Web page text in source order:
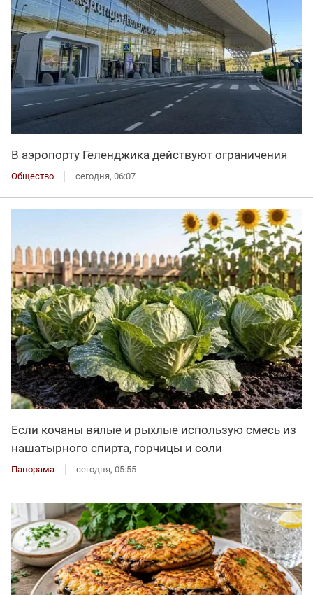
В аэропорту Геленджика действуют ограничения
Общество сегодня, 06:07
Если кочаны вялые и рыхлые использую смесь из
нашатырного спирта, горчицы и соли
Панорама сегодня, 05:55